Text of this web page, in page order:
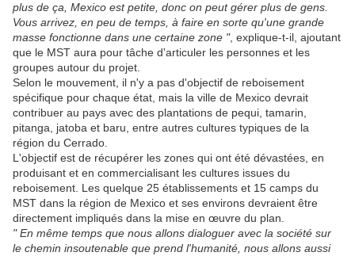
plus de ça, Mexico est petite, donc on peut gérer plus de gens.
Vous arrivez, en peu de temps, à faire en sorte qu'une grande
masse fonctionne dans une certaine zone ", explique-t-il, ajoutant
que le MST aura pour tâche d'articuler les personnes et les
groupes autour du projet.
Selon le mouvement, il n'y a pas d'objectif de reboisement
spécifique pour chaque état, mais la ville de Mexico devrait
contribuer au pays avec des plantations de pequi, tamarin,
pitanga, jatoba et baru, entre autres cultures typiques de la
région du Cerrado.
L'objectif est de récupérer les zones qui ont été dévastées, en
produisant et en commercialisant les cultures issues du
reboisement. Les quelque 25 établissements et 15 camps du
MST dans la région de Mexico et ses environs devraient être
directement impliqués dans la mise en œuvre du plan.
" En même temps que nous allons dialoguer avec la société sur
le chemin insoutenable que prend l'humanité, nous allons aussi